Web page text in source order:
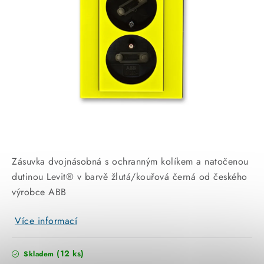
CHYTRÁ DOMÁCNOST
SVÍTIDLA domovní
LED osvětlení
Zásuvka dvojnásobná s ochranným kolíkem a natočenou
dutinou Levit® v barvě žlutá/kouřová černá od českého
výrobce ABB
Více informací
Skladem (12 ks)